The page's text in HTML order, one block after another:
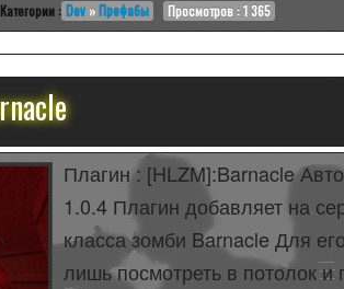
Категории : Dev »Префабы Просмотров : 1 365
Плагин : [HLZM]:Barnacle
1.0.4 Плагин добавляет на
класса зомби Barnacle Для
лишь посмотреть в потолок и